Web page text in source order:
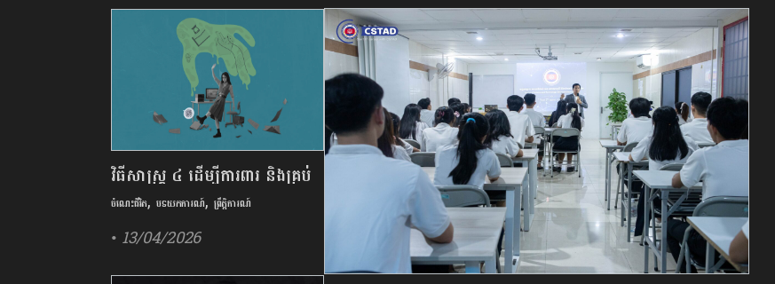
វិធីសាស្រ្ត ៤ ​ដើម្បី​ការពារ និងគ្រប់
គ្រង​អាការៈ Burnout
ចំណេះជីវិត, បទយកការណ៍, ព្រឹត្តិការណ៍
• 13/04/2026